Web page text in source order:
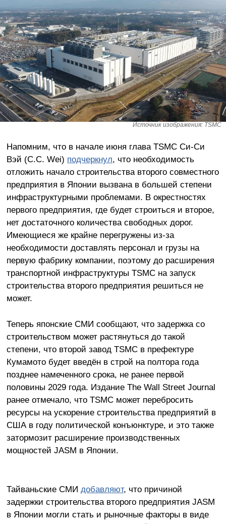
Источник изображения: TSMC
Напомним, что в начале июня глава TSMC Си-Си
Вэй (C.C. Wei) подчеркнул, что необходимость
отложить начало строительства второго совместного
предприятия в Японии вызвана в большей степени
инфраструктурными проблемами. В окрестностях
первого предприятия, где будет строиться и второе,
нет достаточного количества свободных дорог.
Имеющиеся же крайне перегружены из-за
необходимости доставлять персонал и грузы на
первую фабрику компании, поэтому до расширения
транспортной инфраструктуры TSMC на запуск
строительства второго предприятия решиться не
может.
Теперь японские СМИ сообщают, что задержка со
строительством может растянуться до такой
степени, что второй завод TSMC в префектуре
Кумамото будет введён в строй на полтора года
позднее намеченного срока, не ранее первой
половины 2029 года. Издание The Wall Street Journal
ранее отмечало, что TSMC может перебросить
ресурсы на ускорение строительства предприятий в
США в году политической конъюнктуре, и это также
затормозит расширение производственных
мощностей JASM в Японии.
Тайваньские СМИ добавляют, что причиной
задержки строительства второго предприятия JASM
в Японии могли стать и рыночные факторы в виде